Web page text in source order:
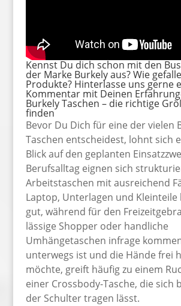
Kennst Du dich schon mit den
der Marke Burkely aus? Wie
Produkte? Hinterlasse uns gerne
Kommentar mit Deinen
Burkely Taschen – die richtige
finden
Bevor Du Dich für eine der vielen
Taschen entscheidest, lohnt sich
Blick auf den geplanten
Berufsalltag eignen sich
Arbeitstaschen mit ausreichend
Laptop, Unterlagen und Kleinteile
gut, während für den
lässige Shopper oder handliche
Umhängetaschen infrage
unterwegs ist und die Hände frei
möchte, greift häufig zu einem
einer Crossbody-Tasche, die sich
der Schulter tragen lässt.